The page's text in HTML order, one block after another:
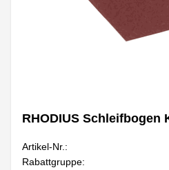
RHODIUS Schleifbogen
Artikel-Nr.:
Rabattgruppe: